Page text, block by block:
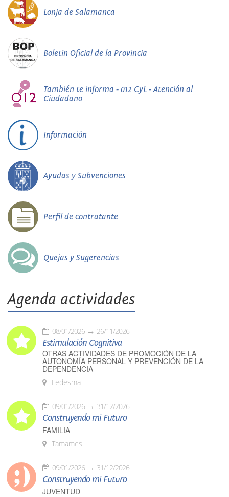
Lonja de Salamanca
Boletín Oficial de la Provincia
También te informa - 012 CyL - Atención al
Ciudadano
Información
Ayudas y Subvenciones
Perfil de contratante
Quejas y Sugerencias
Agenda actividades
08/01/2026 26/11/2026
Estimulación Cognitiva
OTRAS ACTIVIDADES DE PROMOCIÓN DE LA
AUTONOMÍA PERSONAL Y PREVENCIÓN DE LA
DEPENDENCIA
Ledesma
09/01/2026 31/12/2026
Construyendo mi Futuro
FAMILIA
Tamames
09/01/2026 31/12/2026
Construyendo mi Futuro
JUVENTUD